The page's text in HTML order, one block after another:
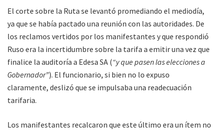
El corte sobre la Ruta se levantó promediando el mediodía,
ya que se había pactado una reunión con las autoridades. De
los reclamos vertidos por los manifestantes y que respondió
Ruso era la incertidumbre sobre la tarifa a emitir una vez que
finalice la auditoría a Edesa SA (“y que pasen las elecciones a
Gobernador”). El funcionario, si bien no lo expuso
claramente, deslizó que se impulsaba una readecuación
tarifaria.
Los manifestantes recalcaron que este último era un ítem no